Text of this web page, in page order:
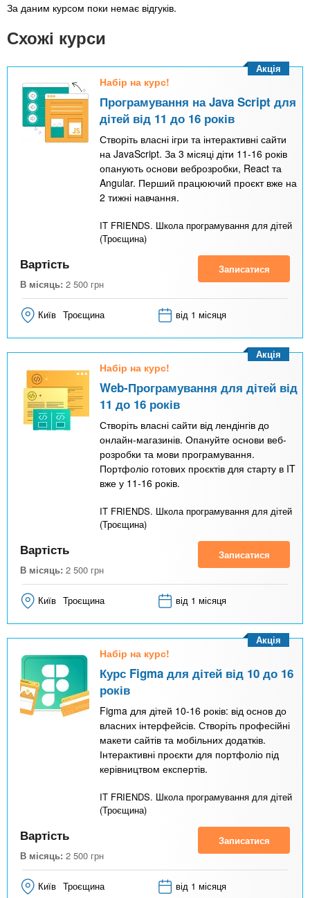
За даним курсом поки немає відгуків.
Схожі курси
Набір на курс!
Програмування на Java Script для
дітей від 11 до 16 років
Створіть власні ігри та інтерактивні сайти
на JavaScript. За 3 місяці діти 11-16 років
опанують основи веброзробки, React та
Angular. Перший працюючий проєкт вже на
2 тижні навчання.
IT FRIENDS. Школа програмування для дітей
(Троєщина)
Акція
Вартість
В місяць: 2 500 грн
Записатися
Київ Троєщина від 1 місяця
Набір на курс!
Web-Програмування для дітей від
11 до 16 років
Створіть власні сайти від лендінгів до
онлайн-магазинів. Опануйте основи веб-
розробки та мови програмування.
Портфоліо готових проєктів для старту в IT
вже у 11-16 років.
IT FRIENDS. Школа програмування для дітей
(Троєщина)
Акція
Вартість
В місяць: 2 500 грн
Записатися
Київ Троєщина від 1 місяця
Набір на курс!
Курс Figma для дітей від 10 до 16
років
Figma для дітей 10-16 років: від основ до
власних інтерфейсів. Створіть професійні
макети сайтів та мобільних додатків.
Інтерактивні проєкти для портфоліо під
керівництвом експертів.
IT FRIENDS. Школа програмування для дітей
(Троєщина)
Акція
Вартість
В місяць: 2 500 грн
Записатися
Київ Троєщина від 1 місяця